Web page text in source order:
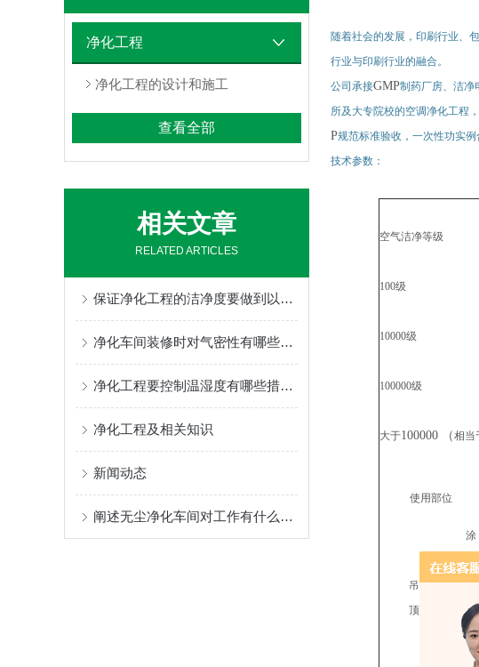
净化工程
净化工程的设计和施工
查看全部
相关文章
RELATED ARTICLES
保证净化工程的洁净度要做到以下几点
净化车间装修时对气密性有哪些要求？
净化工程要控制温湿度有哪些措施？
净化工程及相关知识
新闻动态
阐述无尘净化车间对工作有什么好处?
随着社会的发展，印刷行业、
行业与印刷行业的融合。
公司承接GMP制药厂房、洁净
所及大专院校的空调净化工程
P规范标准验收，一次性功实例
技术参数：
空气洁净等级
100级
10000级
100000级
大于100000 （相当
使用部位
吊
顶
涂
料
板
材
抹
灰